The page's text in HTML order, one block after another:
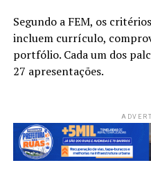
Segundo a FEM, os
incluem currículo,
portfólio. Cada um dos
27 apresentações.